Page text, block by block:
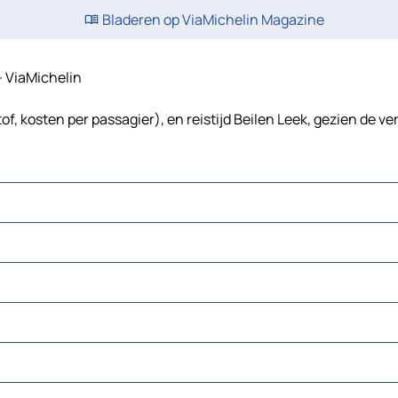
Bladeren op ViaMichelin Magazine
ViaMichelin
kosten per passagier), en reistijd Beilen Leek, gezien de